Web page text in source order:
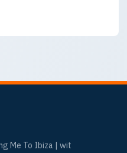
Me To Ibiza | wit